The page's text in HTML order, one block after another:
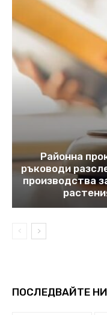
Районна
ръководи
производства
ПОСЛЕДВАЙТЕ